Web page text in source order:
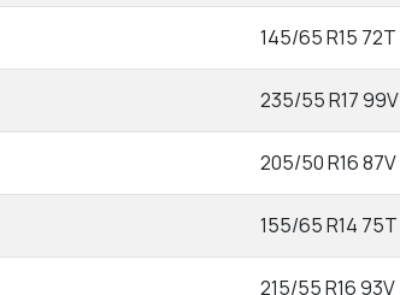
145/65 R15 72T
235/55 R17 99V
205/50 R16 87V
155/65 R14 75T
215/55 R16 93V